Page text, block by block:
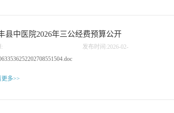
病贵”的重要意义；二是学深悟透，掌握精髓，不仅要学好理
管理，展现基层医务工作者的良好风貌，切实将所学技术转化为服
层群众的过硬本领。县中医院副院长轩传顺在致辞中表示，作为全
设置分为理论授课、实操演示和临床跟师三个环节，旨在通过“手
日常生活中，许多市民会突然发现自己的手指伸不直或回不了弯，
屈伸时还会发出“咔哒”的弹响声，伴随着钻心的疼痛。这便是俗称
度劳损，导致肌腱与腱鞘发生无菌性炎症，局部增生、水肿，形成
，打封闭针担心副作用与复发，做开放手术又怕切口大、恢复期长
，该院骨科中医特色门诊已熟练开展小针刀治疗技术，仅凭一枚直
县中医院2026年三公经费预算公开
: 发布时间:2026-02-
更多>>